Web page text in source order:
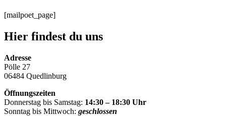
[mailpoet_page]
Hier findest du uns
Adresse
Pölle 27
06484 Quedlinburg
Öffnungszeiten
Donnerstag bis Samstag: 14:30 – 18:30 Uhr
Sonntag bis Mittwoch: geschlossen